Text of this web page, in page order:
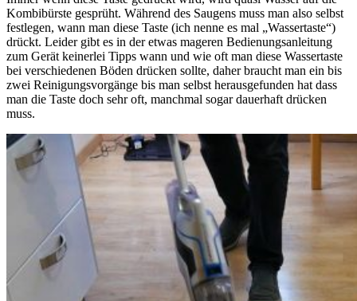
Kombibürste gesprüht. Während des Saugens muss man also selbst
festlegen, wann man diese Taste (ich nenne es mal „Wassertaste“)
drückt. Leider gibt es in der etwas mageren Bedienungsanleitung
zum Gerät keinerlei Tipps wann und wie oft man diese Wassertaste
bei verschiedenen Böden drücken sollte, daher braucht man ein bis
zwei Reinigungsvorgänge bis man selbst herausgefunden hat dass
man die Taste doch sehr oft, manchmal sogar dauerhaft drücken
muss.